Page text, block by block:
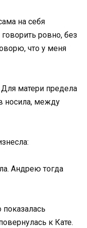
на себя
ровно, без
что у меня
матери предела
носила, между
Андрею тогда
к Кате.